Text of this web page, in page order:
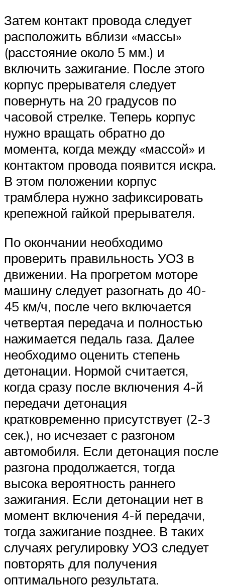
Затем контакт провода следует
расположить вблизи «массы»
(расстояние около 5 мм.) и
включить зажигание. После этого
корпус прерывателя следует
повернуть на 20 градусов по
часовой стрелке. Теперь корпус
нужно вращать обратно до
момента, когда между «массой» и
контактом провода появится искра.
В этом положении корпус
трамблера нужно зафиксировать
крепежной гайкой прерывателя.
По окончании необходимо
проверить правильность УОЗ в
движении. На прогретом моторе
машину следует разогнать до 40-
45 км/ч, после чего включается
четвертая передача и полностью
нажимается педаль газа. Далее
необходимо оценить степень
детонации. Нормой считается,
когда сразу после включения 4-й
передачи детонация
кратковременно присутствует (2-3
сек.), но исчезает с разгоном
автомобиля. Если детонация после
разгона продолжается, тогда
высока вероятность раннего
зажигания. Если детонации нет в
момент включения 4-й передачи,
тогда зажигание позднее. В таких
случаях регулировку УОЗ следует
повторять для получения
оптимального результата.